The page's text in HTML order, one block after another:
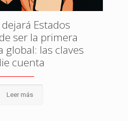
Estados
ser la primera
global: las claves
cuenta
Leer más